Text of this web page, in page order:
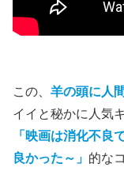
この、 羊の頭に人
イイと秘かに人気
「映画は消化不良
良かった～」 的な